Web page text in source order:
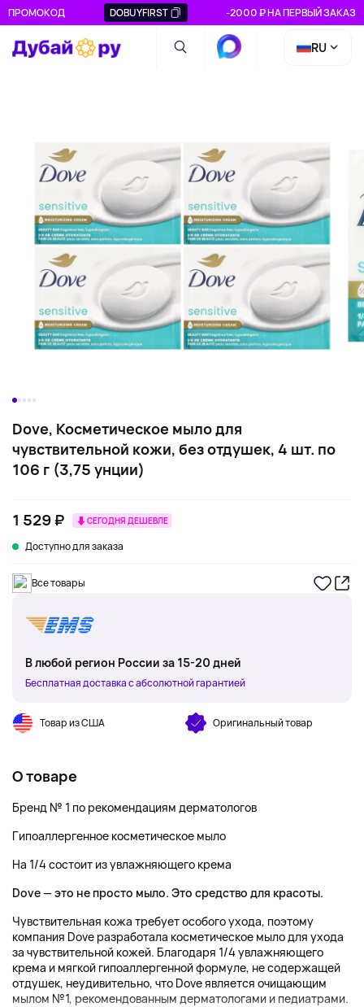
ПРОМОКОД DOBUYFIRST -2000 ₽ НА ПЕРВЫЙ ЗАКАЗ
RU
Dove, Косметическое мыло для
чувствительной кожи, без отдушек, 4 шт. по
106 г (3,75 унции)
1 529 ₽ СЕГОДНЯ ДЕШЕВЛЕ
Доступно для заказа
Все товары
В любой регион России за 15-20 дней
Бесплатная доставка с абсолютной гарантией
Товар из США Оригинальный товар
О товаре
Бренд № 1 по рекомендациям дерматологов
Гипоаллергенное косметическое мыло
На 1/4 состоит из увлажняющего крема
Dove — это не просто мыло. Это средство для красоты.
Чувствительная кожа требует особого ухода, поэтому
компания Dove разработала косметическое мыло для ухода
за чувствительной кожей. Благодаря 1/4 увлажняющего
крема и мягкой гипоаллергенной формуле, не содержащей
отдушек, неудивительно, что Dove является очищающим
мылом №1, рекомендованным дерматологами и педиатрами.